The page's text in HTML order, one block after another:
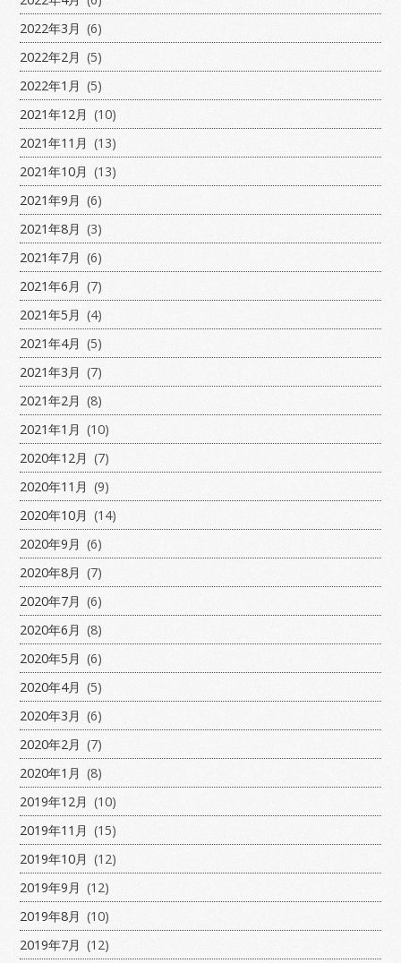
2022年3月 (6)
2022年2月 (5)
2022年1月 (5)
2021年12月 (10)
2021年11月 (13)
2021年10月 (13)
2021年9月 (6)
2021年8月 (3)
2021年7月 (6)
2021年6月 (7)
2021年5月 (4)
2021年4月 (5)
2021年3月 (7)
2021年2月 (8)
2021年1月 (10)
2020年12月 (7)
2020年11月 (9)
2020年10月 (14)
2020年9月 (6)
2020年8月 (7)
2020年7月 (6)
2020年6月 (8)
2020年5月 (6)
2020年4月 (5)
2020年3月 (6)
2020年2月 (7)
2020年1月 (8)
2019年12月 (10)
2019年11月 (15)
2019年10月 (12)
2019年9月 (12)
2019年8月 (10)
2019年7月 (12)